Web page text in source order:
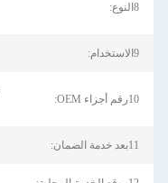
8النوع:
9الاستخدام:
10رقم أجزاء OEM:
11بعد خدمة الضمان: